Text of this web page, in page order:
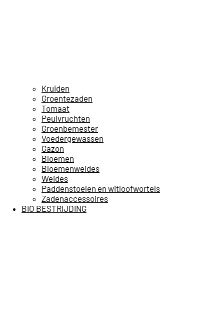
Kruiden
Groentezaden
Tomaat
Peulvruchten
Groenbemester
Voedergewassen
Gazon
Bloemen
Bloemenweides
Weides
Paddenstoelen en witloofwortels
Zadenaccessoires
BIO BESTRIJDING